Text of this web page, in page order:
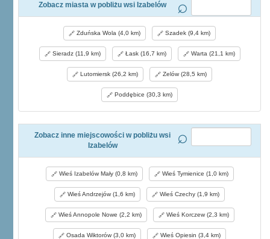
Zobacz miasta w pobliżu wsi Izabelów
Zduńska Wola (4,0 km) Szadek (9,4 km)
Sieradz (11,9 km) Łask (16,7 km) Warta (21,1 km)
Lutomiersk (26,2 km) Zelów (28,5 km)
Poddębice (30,3 km)
Zobacz inne miejscowości w pobliżu wsi
Izabelów
Wieś Izabelów Mały (0,8 km) Wieś Tymienice (1,0 km)
Wieś Andrzejów (1,6 km) Wieś Czechy (1,9 km)
Wieś Annopole Nowe (2,2 km) Wieś Korczew (2,3 km)
Osada Wiktorów (3,0 km) Wieś Opiesin (3,4 km)